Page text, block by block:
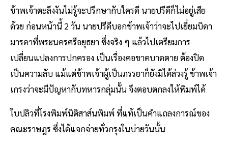
ข้าพเจ้าตะลึงงันไม่รู้จะปรึกษากับใครดี นายปรีดีก็ไม่อยู่เสีย
ด้วย ก่อนหน้านี้ 2 วัน นายปรีดีบอกข้าพเจ้าว่าจะไปเยี่ยมบิดา
มารดาที่พระนครศรีอยุธยา ซึ่งจริง ๆ แล้วไปเตรียมการ
เปลี่ยนแปลงการปกครอง เป็นเรื่องคอขาดบาดตาย ต้องปิด
เป็นความลับ แม้แต่ข้าพเจ้าผู้เป็นภรรยาก็ยังมิได้ล่วงรู้ ข้าพเจ้า
เกรงว่าจะมีปัญหากับทหารกลุ่มนั้น จึงตอบตกลงให้พิมพ์ได้
ใบปลิวที่โรงพิมพ์นิติสาส์นพิมพ์ ที่แท้เป็นคำแถลงการณ์ของ
คณะราษฎร ซึ่งได้แจกจ่ายทั่วกรุงในบ่ายวันนั้น